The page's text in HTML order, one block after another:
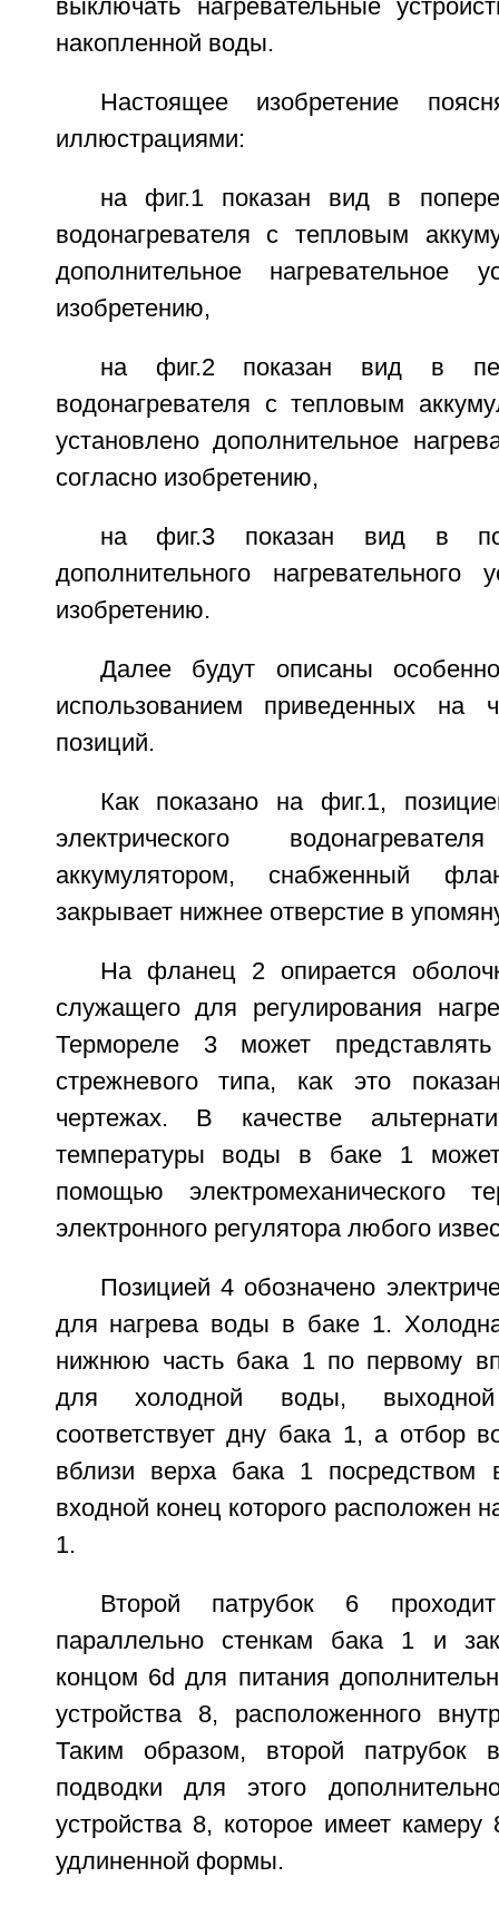
выключать нагревательные
накопленной воды.
Настоящее изобретение
иллюстрациями:
на фиг.1 показан вид в
водонагревателя с тепловым
дополнительное нагревательное
изобретению,
на фиг.2 показан вид в
водонагревателя с тепловым
установлено дополнительное
согласно изобретению,
на фиг.3 показан вид в
дополнительного нагревательного
изобретению.
Далее будут описаны
использованием приведенных на
позиций.
Как показано на фиг.1,
электрического
аккумулятором, снабженный
закрывает нижнее отверстие в
На фланец 2 опирается
служащего для регулирования
Термореле 3 может
стрежневого типа, как это
чертежах. В качестве
температуры воды в баке 1
помощью электромеханического
электронного регулятора любого
Позицией 4 обозначено
для нагрева воды в баке 1.
нижнюю часть бака 1 по первому
для холодной воды,
соответствует дну бака 1, а отбор
вблизи верха бака 1 посредством
входной конец которого расположен
1.
Второй патрубок 6 проходит
параллельно стенкам бака 1 и
концом 6d для питания
устройства 8, расположенного
Таким образом, второй патрубок
подводки для этого
устройства 8, которое имеет камеру
удлиненной формы.